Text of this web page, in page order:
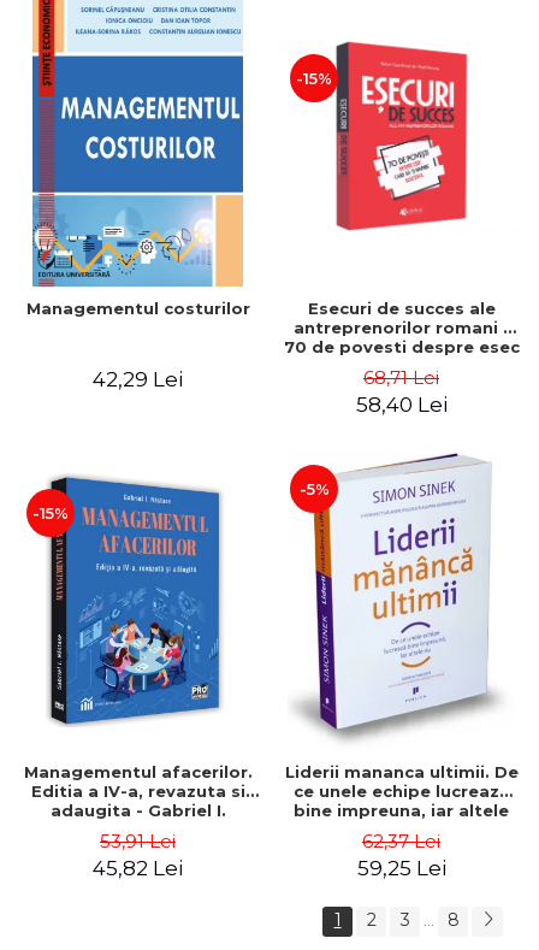
Managementul costurilor
42,29 Lei
-15%
Esecuri de succes ale
antreprenorilor romani -
70 de povesti despre esec
68,71 Lei
58,40 Lei
-15%
Managementul afacerilor.
Editia a IV-a, revazuta si
adaugita - Gabriel I.
53,91 Lei
45,82 Lei
-5%
Liderii mananca ultimii. De
ce unele echipe lucreaza
bine impreuna, iar altele
Sinek
62,37 Lei
59,25 Lei
1 2 3 ... 8